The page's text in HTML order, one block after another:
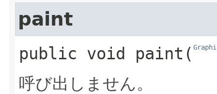
paint
public void paint ​(
呼び出しません。